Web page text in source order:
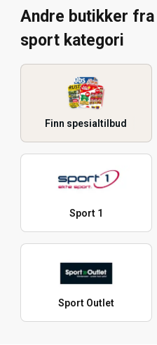
Andre butikker
sport kategori
Finn spesialtilbud
Sport 1
Sport Outlet